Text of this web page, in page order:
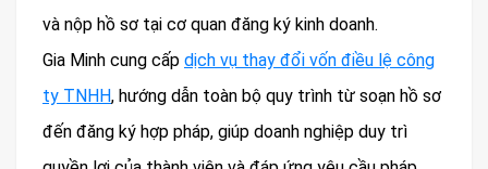
và nộp hồ sơ tại cơ quan đăng ký kinh doanh.
Gia Minh cung cấp dịch vụ thay đổi vốn điều lệ công
ty TNHH, hướng dẫn toàn bộ quy trình từ soạn hồ sơ
đến đăng ký hợp pháp, giúp doanh nghiệp duy trì